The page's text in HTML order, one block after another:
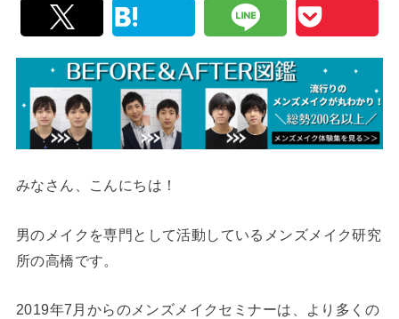
みなさん、こんにちは！
男のメイクを専門として活動しているメンズメイク研究
所の高橋です。
2019年7月からのメンズメイクセミナーは、より多くの